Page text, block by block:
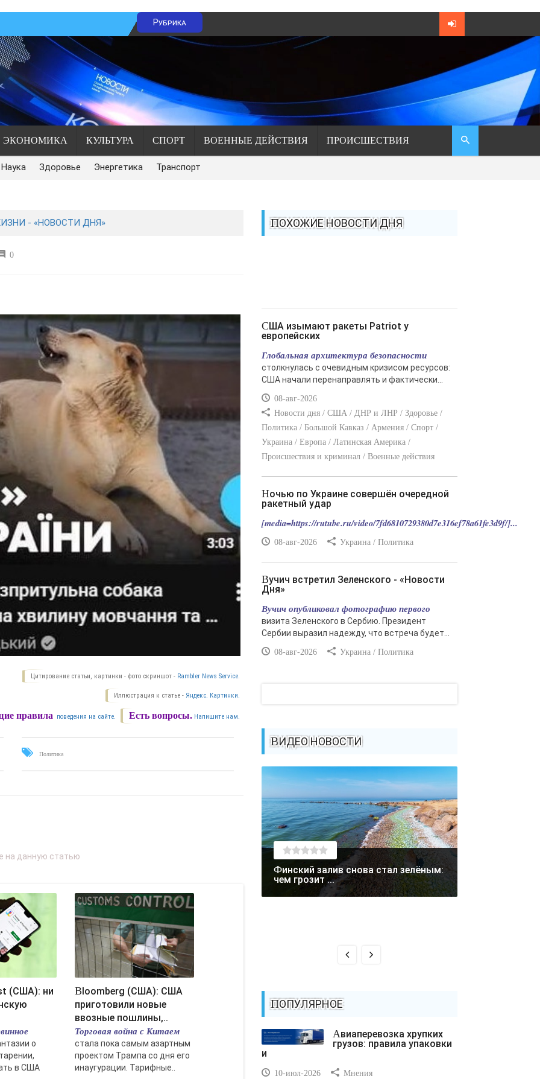
Рубрика
ЭКОНОМИКА КУЛЬТУРА СПОРТ ВОЕННЫЕ ДЕЙСТВИЯ ПРОИСШЕСТВИЯ
Наука Здоровье Энергетика Транспорт
- «НОВОСТИ ДНЯ»
0
Цитирование статьи, картинки - фото скриншот - Rambler News Service.
Иллюстрация к статье - Яндекс. Картинки.
Есть вопросы. Напишите нам.
правила поведения на сайте.
Политика
о
в США
Bloomberg (США): США
приготовили новые
ввозные пошлины,..
Торговая война с Китаем
стала пока самым азартным
проектом Трампа со дня его
инаугурации. Тарифные..
ПОХОЖИЕ НОВОСТИ ДНЯ
США изымают ракеты Patriot у
европейских
Глобальная архитектура безопасности
столкнулась с очевидным кризисом ресурсов:
США начали перенаправлять и фактически...
08-авг-2026
Новости дня / США / ДНР и ЛНР / Здоровье /
Политика / Большой Кавказ / Армения / Спорт /
Украина / Европа / Латинская Америка /
Происшествия и криминал / Военные действия
Ночью по Украине совершён очередной
ракетный удар
[media=https://rutube.ru/video/7fd6810729380d7e316ef78a61fe3d9f/]...
08-авг-2026 Украина / Политика
Вучич встретил Зеленского - «Новости
Дня»
Вучич опубликовал фотографию первого
визита Зеленского в Сербию. Президент
Сербии выразил надежду, что встреча будет...
08-авг-2026 Украина / Политика
ВИДЕО НОВОСТИ
Финский залив снова стал зелёным:
чем грозит ...
ПОПУЛЯРНОЕ
Авиаперевозка хрупких
грузов: правила упаковки
и
10-июл-2026 Мнения